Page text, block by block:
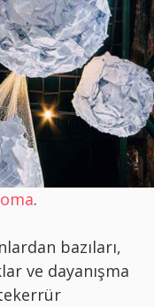
.
bazıları,
ve dayanışma